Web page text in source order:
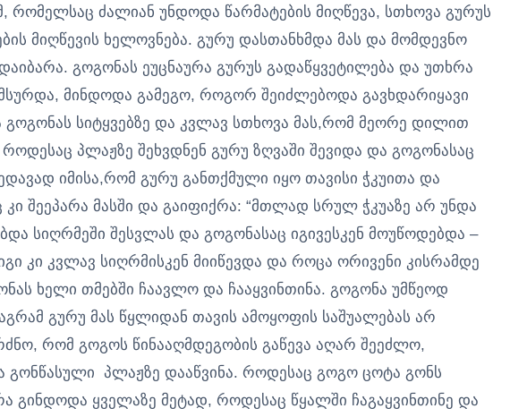
ძალიან უნდოდა წარმატების მიღწევა, სთხოვა გურუს
მიღწევის ხელოვნება. გურუ დასთანხმდა მას და მომდევნო
გოგონას ეუცნაურა გურუს გადაწყვეტილება და უთხრა
მსურდა, მინდოდა გამეგო, როგორ შეიძლებოდა გავხდარიყავი
გოგონას სიტყვებზე და კვლავ სთხოვა მას,რომ მეორე დილით
პლაჟზე შეხვდნენ გურუ ზღვაში შევიდა და გოგონასაც
იმისა,რომ გურუ განთქმული იყო თავისი ჭკუითა და
კი შეეპარა მასში და გაიფიქრა: “მთლად სრულ ჭკუაზე არ უნდა
სიღრმეში შესვლას და გოგონასაც იგივესკენ მოუწოდებდა –
კი კვლავ სიღრმისკენ მიიწევდა და როცა ორივენი კისრამდე
ხელი თმებში ჩაავლო და ჩააყვინთინა. გოგონა უმწეოდ
გურუ მას წყლიდან თავის ამოყოფის საშუალებას არ
რომ გოგოს წინააღმდეგობის გაწევა აღარ შეეძლო,
გონწასული პლაჟზე დააწვინა. როდესაც გოგო ცოტა გონს
გინდოდა ყველაზე მეტად, როდესაც წყალში ჩაგაყვინთინე და